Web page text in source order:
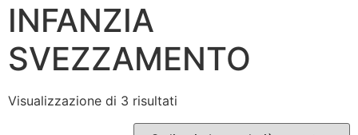
INFANZIA
SVEZZAMENTO
Visualizzazione di 3 risultati